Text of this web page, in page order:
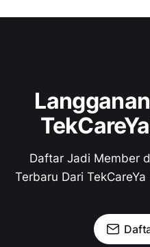
Daftar Jadi Member
Terbaru Dari